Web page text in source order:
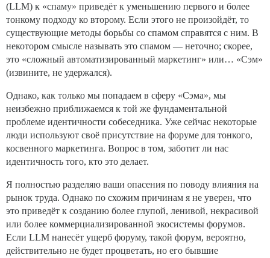
(LLM) к «спаму» приведёт к уменьшению первого и более
тонкому подходу ко второму. Если этого не произойдёт, то
существующие методы борьбы со спамом справятся с ним. В
некотором смысле называть это спамом — неточно; скорее,
это «сложный автоматизированный маркетинг» или… «Сэм»
(извините, не удержался).
Однако, как только мы попадаем в сферу «Сэма», мы
неизбежно приближаемся к той же фундаментальной
проблеме идентичности собеседника. Уже сейчас некоторые
люди используют своё присутствие на форуме для тонкого,
косвенного маркетинга. Вопрос в том, заботит ли нас
идентичность того, кто это делает.
Я полностью разделяю ваши опасения по поводу влияния на
рынок труда. Однако по схожим причинам я не уверен, что
это приведёт к созданию более глупой, ленивой, некрасивой
или более коммерциализированной экосистемы форумов.
Если LLM нанесёт ущерб форуму, такой форум, вероятно,
действительно не будет процветать, но его бывшие